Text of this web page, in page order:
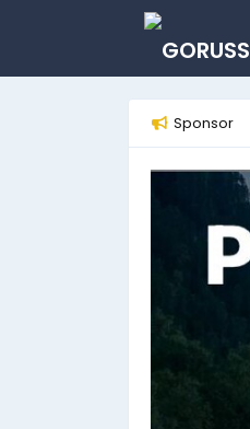
Sponsor